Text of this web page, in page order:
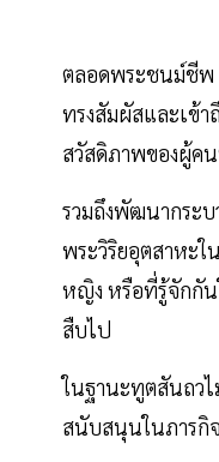
ตลอดพระชนม์ชีพ
ทรงสัมผัสและเข้า
สวัสดิภาพของผู้ค
รวมถึงพัฒนากระ
พระวิริยอุตสาหะใ
หญิง หรือที่รู้จักกัน
สืบไป
ในฐานะทูตสันถว
สนับสนุนในภารกิ